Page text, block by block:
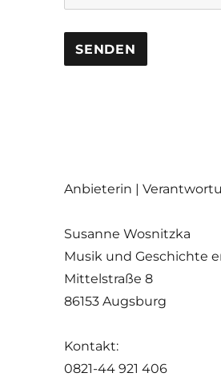
Anbieterin |
Susanne Wosnitzka
Musik und Geschichte
Mittelstraße 8
86153 Augsburg
Kontakt:
0821-44 921 406